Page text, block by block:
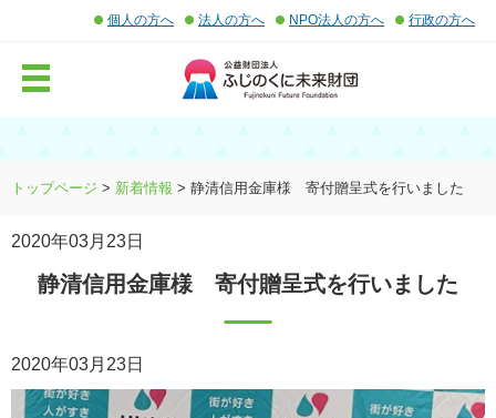
個人の方へ 法人の方へ NPO法人の方へ 行政の方へ
トップページ > 新着情報 > 静清信用金庫様 寄付贈呈式を行いました
2020年03月23日
静清信用金庫様 寄付贈呈式を行いました
2020年03月23日